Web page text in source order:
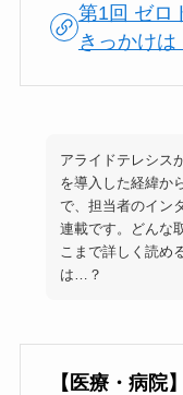
第1回 ゼロ
きっかけは
アライドテレシス
を導入した経緯か
で、担当者のイン
連載です。どんな
こまで詳しく読め
は…？
【医療・病院】